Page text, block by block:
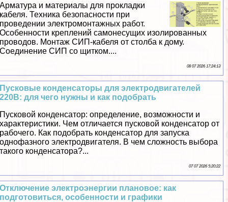
Арматура и материалы для прокладки
кабеля. Техника безопасности при
проведении электромонтажных работ.
Особенности креплений самонесущих изолированных
проводов. Монтаж СИП-кабеля от столба к дому.
Соединение СИП со щитком....
08 07 2026 17:24:13
Пусковые конденсаторы для электродвигателей
220В: для чего нужны и как подобрать
Пусковой конденсатор: определение, возможности и
хаpaктеристики. Чем отличается пусковой конденсатор от
рабочего. Как подобрать конденсатор для запуска
однофазного электродвигателя. В чем сложность выбора
такого конденсатора?...
07 07 2026 5:20:22
Отключение электроэнергии плановое: как
подготовиться, особенности и графики